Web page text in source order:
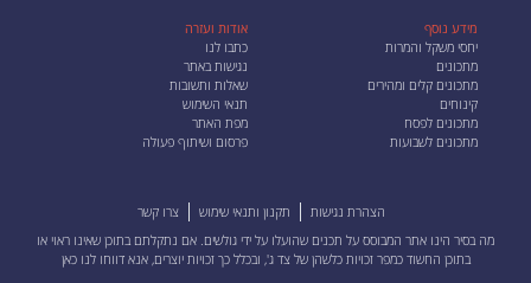
מידע נוסף
יחסי משקל והמרות
מתכונים
מתכונים קלים ומהירים
קינוחים
מתכונים לפסח
מתכונים לשבועות
אודות ועזרה
כתבו לנו
נגישות באתר
שאלות ותשובות
תנאי השימוש
מפת האתר
פרסום ושיתוף פעולה
הצהרת נגישות תקנון ותנאי שימוש
צרו קשר
מה בסיר הינו אתר המבוסס על תכנים שהועלו על ידי גולשים. אם נתקלתם בתוכן שאינו ראוי או
בתוכן החשוד כמפר זכויות כלשהן של צד ג', ובכלל כך זכויות יוצרים, אנאדווחו לנו כאן